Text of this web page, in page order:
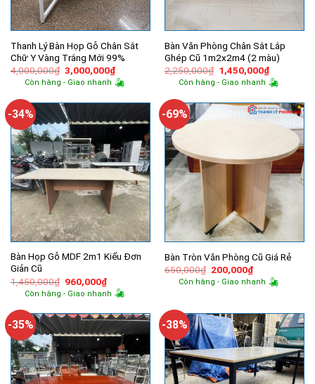
Thanh Lý Bàn Họp Gỗ Chân Sắt
Chữ Y Vàng Trắng Mới 99%
4,000,000₫ Giá
gốc
là:
3,000,000₫Giá
hiện
tại
3,000,000₫.
Còn hàng - Giao nhanh
Bàn Văn Phòng Chân Sắt Lắp
Ghép Cũ 1m2x2m4 (2 màu)
2,250,000₫ Giá
gốc
là:
1,450,000₫Giá
hiện
tại
Còn hàng - Giao nhanh
-34%
Bàn Họp Gỗ MDF 2m1 Kiểu Đơn
Giản Cũ
1,450,000₫ Giá
gốc
là:
960,000₫Giá
hiện
tại
960,000₫.
Còn hàng - Giao nhanh
-69%
Bàn Tròn Văn Phòng Cũ Giá Rẻ
650,000₫ Giá
gốc
là:
200,000₫Giá
hiện
tại
Còn hàng - Giao nhanh
-35% -38%